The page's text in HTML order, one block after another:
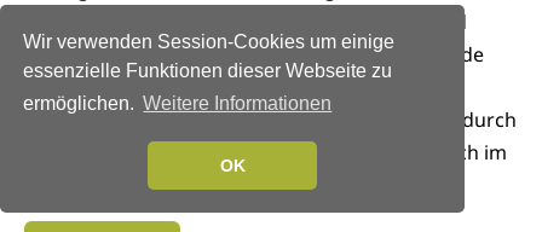
Wir verwenden Session-Cookies um einige
essenzielle Funktionen dieser Webseite zu
ermöglichen. Weitere Informationen
OK
die meisten von Unternehmen entwickelten und
genutzten Anwendungen enthalten in ihrem Code
Umstellung auf cloudnative Anwendungen und durch
die wachsende Komplexität steigt das Risiko auch im
Bereich Softwaresicherheit. Unternehmen…